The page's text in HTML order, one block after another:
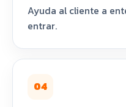
Ayuda al cliente a
entrar.
04